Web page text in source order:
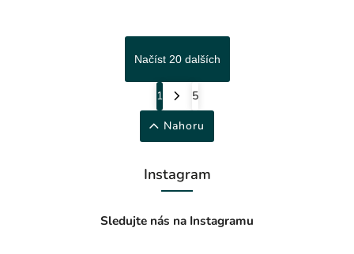
Načíst 20 dalších
1
5
Nahoru
Instagram
Sledujte nás na Instagramu